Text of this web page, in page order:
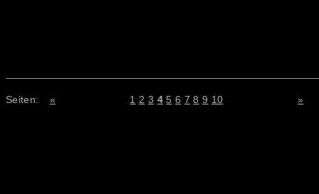
Seiten: « 1 2 3 4 5 6 7 8 9 10 »